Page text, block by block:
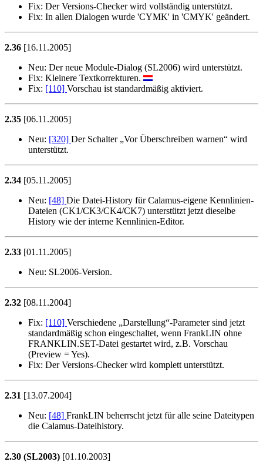
Fix: Der Versions-Checker wird vollständig unterstützt.
Fix: In allen Dialogen wurde 'CYMK' in 'CMYK' geändert.
2.36 [16.11.2005]
Neu: Der neue Module-Dialog (SL2006) wird unterstützt.
Fix: Kleinere Textkorrekturen.
Fix: [110] Vorschau ist standardmäßig aktiviert.
2.35 [06.11.2005]
Neu: [320] Der Schalter Vor Überschreiben warnen
wird
unterstützt.
2.34 [05.11.2005]
Neu: [48] Die Datei-History für Calamus-eigene Kennlinien-
Dateien (CK1/CK3/CK4/CK7) unterstützt jetzt dieselbe
History wie der interne Kennlinien-Editor.
2.33 [01.11.2005]
Neu: SL2006-Version.
2.32 [08.11.2004]
Fix: [110] Verschiedene Darstellung -Parameter sind jetzt
standardmäßig schon eingeschaltet, wenn FrankLIN ohne
FRANKLIN.SET-Datei gestartet wird, z.B. Vorschau
(Preview = Yes).
Fix: Der Versions-Checker wird komplett unterstützt.
2.31 [13.07.2004]
Neu: [48] FrankLIN beherrscht jetzt für alle seine Dateitypen
die Calamus-Dateihistory.
2.30 (SL2003) [01.10.2003]